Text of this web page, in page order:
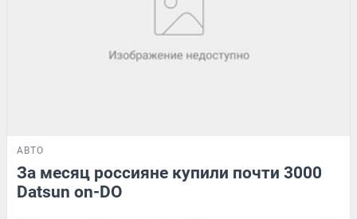
АВТО
За месяц россияне купили почти 3000
Datsun on-DO